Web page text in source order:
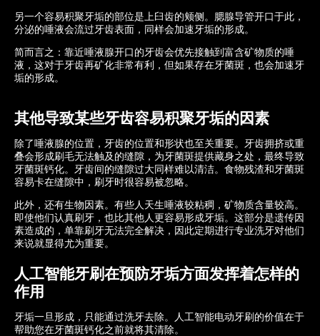
另一个容易积聚牙垢的部位是上臼齿的颊侧。腮腺导管开口于此，
分泌的唾液会流过牙齿表面，同样会加速牙垢的形成。
简而言之：靠近唾液腺开口的牙齿会优先接触到富含矿物质的唾
液，这对于牙齿再矿化非常有利，但如果存在牙菌斑，也会加速牙
垢的形成。
其他导致某些牙齿容易积聚牙垢的因素
除了唾液腺的位置，牙齿的位置和形状也至关重要。牙齿拥挤或重
叠会形成刷毛无法触及的缝隙，为牙菌斑提供藏身之处，最终导致
牙菌斑钙化。牙齿间的缝隙过大同样难以清洁。食物残渣和牙菌斑
容易卡在缝隙中，刷牙时很容易被忽略。
此外，还有生物因素。有些人天生唾液较粘稠，矿物质含量较高。
即使他们认真刷牙，也比其他人更容易形成牙垢。这部分是遗传因
素造成的，单靠刷牙无法完全解决，因此定期进行专业洗牙对他们
来说就显得尤为重要。
人工智能牙刷在预防牙垢方面发挥着怎样的
作用
牙垢一旦形成，只能通过洗牙去除。人工智能电动牙刷的价值在于
帮助您在牙菌斑钙化之前就将其清除。